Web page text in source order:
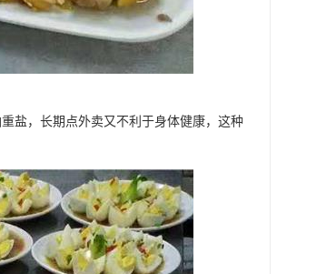
盐，长期点外卖又不利于身体健康，这种